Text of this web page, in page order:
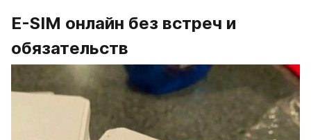
E-SIM онлайн без встреч и
обязательств